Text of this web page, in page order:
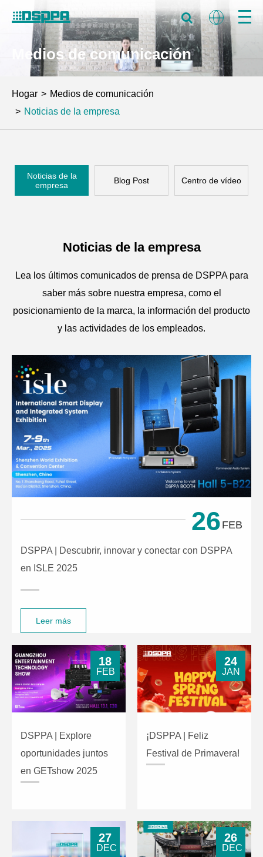
Medios de comunicación
Hogar
Medios de comunicación
Noticias de la empresa
Noticias de la
empresa
Blog Post Centro de vídeo
Noticias de la empresa
Lea los últimos comunicados de prensa de DSPPA para
saber más sobre nuestra empresa, como el
posicionamiento de la marca, la información del producto
y las actividades de los empleados.
26 FEB
DSPPA | Descubrir, innovar y conectar con DSPPA
en ISLE 2025
Leer más
18
FEB
DSPPA | Explore
oportunidades juntos
en GETshow 2025
24
JAN
¡DSPPA | Feliz
Festival de Primavera!
27
DEC
26
DEC